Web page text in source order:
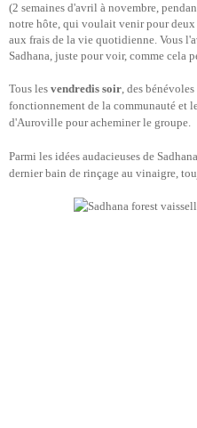
(2 semaines d'avril à novembre,
notre hôte, qui voulait venir pour
aux frais de la vie quotidienne. Vous
Sadhana, juste pour voir, comme cela
Tous les vendredis soir, des
fonctionnement de la communauté et
d'Auroville pour acheminer le groupe.
Parmi les idées audacieuses de
dernier bain de rinçage au vinaigre,